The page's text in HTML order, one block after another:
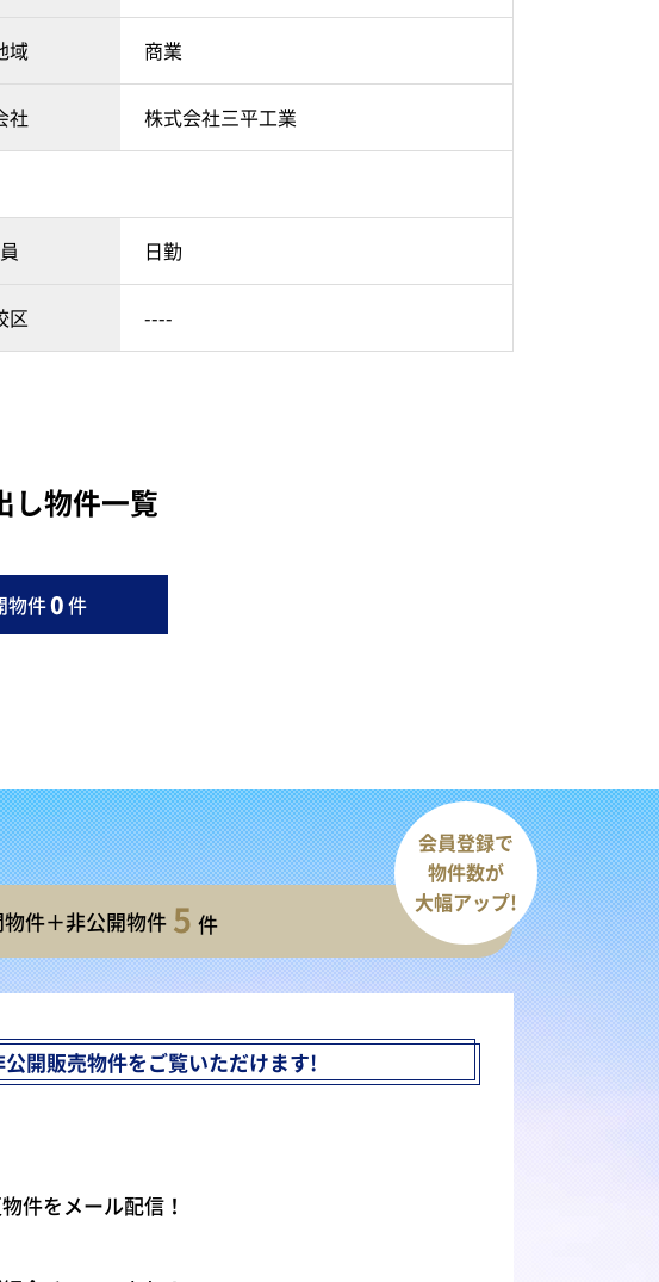
域 商業
社 株式会社三平工業
日勤
区 ----
し物件一覧
物件0件
件＋非公開物件 5 件
会員登録で
物件数が
大幅アップ!
開販売物件をご覧いただけます!
件をメール配信！